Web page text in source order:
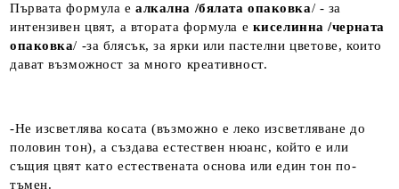
Първата формула еалкална /бялата опаковка/ - за
интензивен цвят, а втората формула е киселинна /черната
опаковка/ -за блясък, за ярки или пастелни цветове, които
дават възможност за много креативност.
-Не изсветлява косата (възможно е леко изсветляване до
половин тон), а създава естествен нюанс, който е или
същия цвят като естествената основа или един тон по-
тъмен.